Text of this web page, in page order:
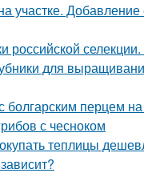
участке.
российской
для
болгарским перцем
с чесноком
теплицы